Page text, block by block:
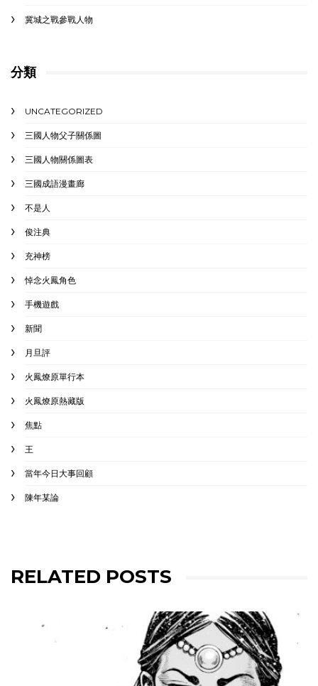
冀城之戰參戰人物
分類
UNCATEGORIZED
三國人物父子關係圖
三國人物關係圖表
三國成語漫畫廊
不是人
俊注典
充神榜
悼念火鳳角色
手機遊戲
新聞
月旦評
火鳳燎原單行本
火鳳燎原熱藏版
焦點
王
當年今日大事回顧
陳年某論
RELATED POSTS